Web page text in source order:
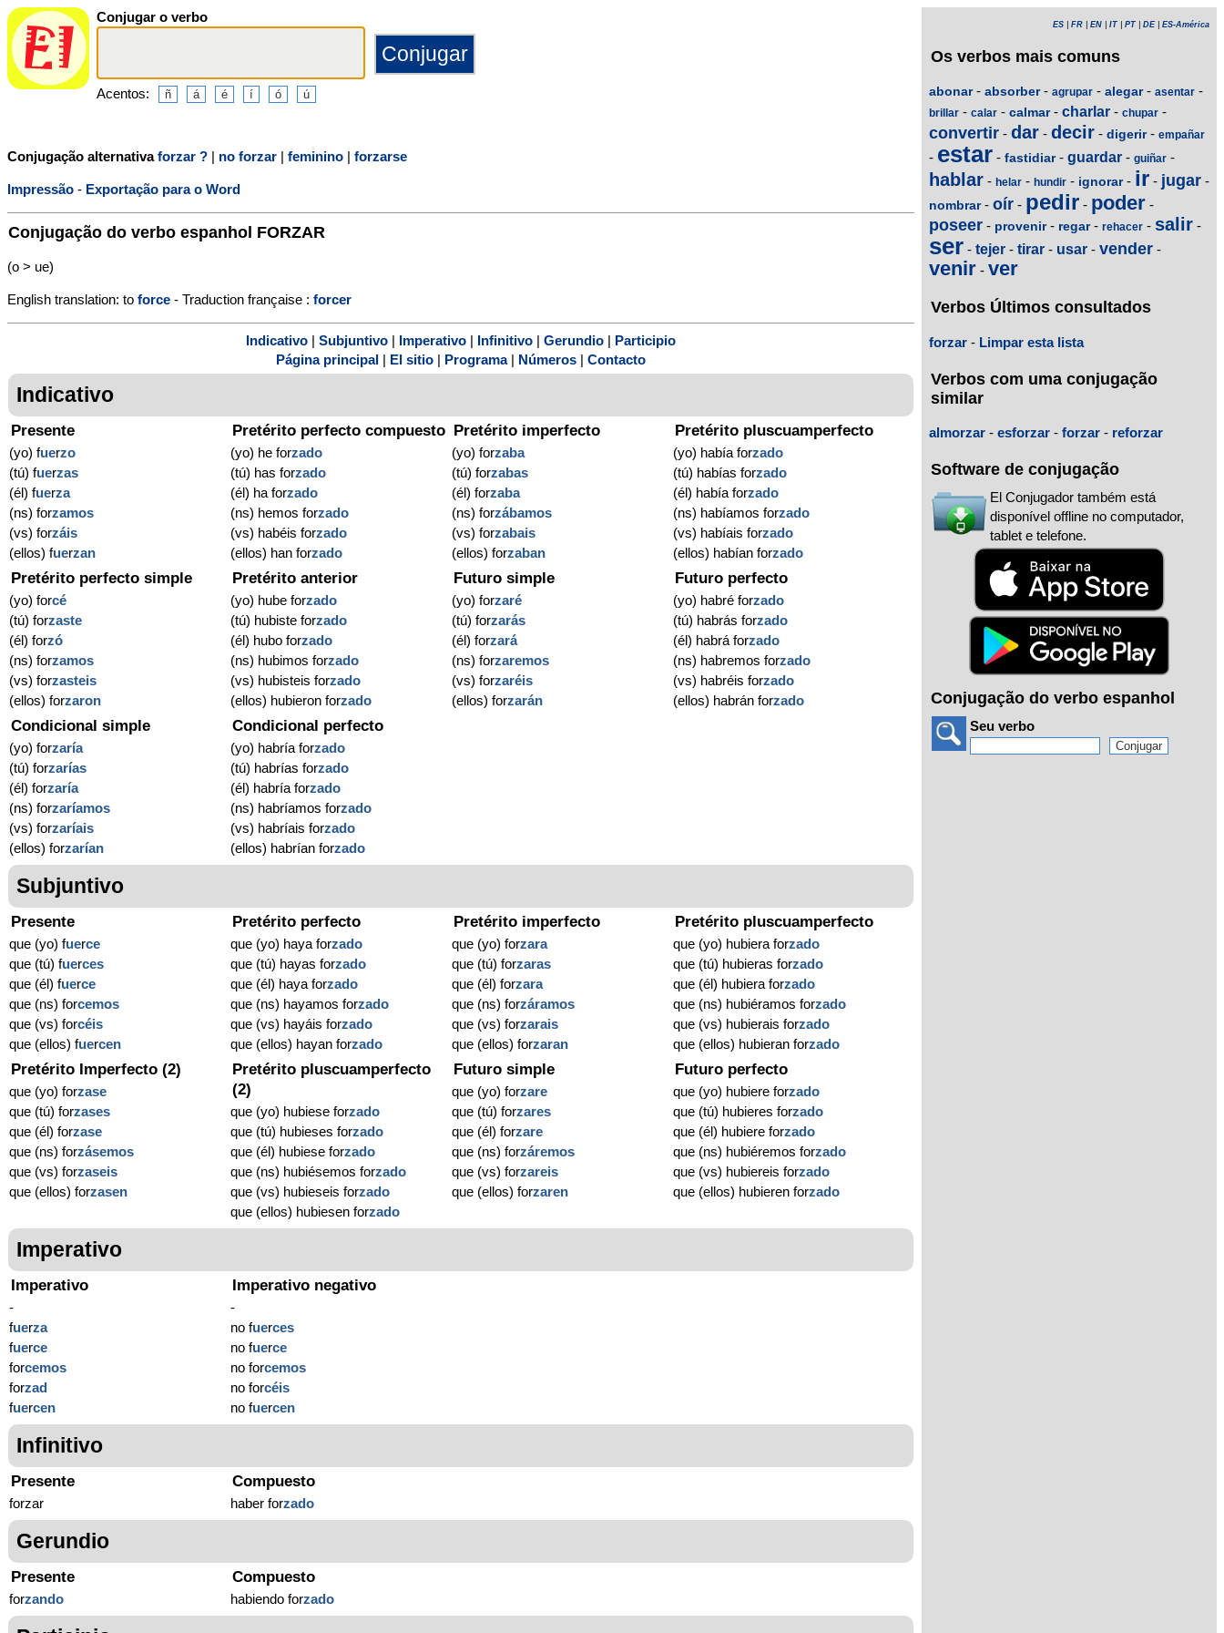
Conjugar o verbo
Acentos:
Conjugação alternativaforzar ? | no forzar | feminino | forzarse
Impressão - Exportação para o Word
Conjugação do verbo espanhol FORZAR
(o > ue)
English translation: to force - Traduction française : forcer
Indicativo | Subjuntivo | Imperativo | Infinitivo | Gerundio | Participio
Página principal | El sitio | Programa| Números | Contacto
Indicativo
Presente
(yo) fuerzo
(tú) fuerzas
(él) fuerza
(ns) forzamos
(vs) forzáis
(ellos) fuerzan
Pretérito perfecto compuesto
(yo) he forzado
(tú) has forzado
(él) ha forzado
(ns) hemos forzado
(vs) habéis forzado
(ellos) han forzado
Pretérito imperfecto
(yo) forzaba
(tú) forzabas
(él) forzaba
(ns) forzábamos
(vs) forzabais
(ellos) forzaban
Pretérito pluscuamperfecto
(yo) había forzado
(tú) habías forzado
(él) había forzado
(ns) habíamos forzado
(vs) habíais forzado
(ellos) habían forzado
Pretérito perfecto simple
(yo) forcé
(tú) forzaste
(él) forzó
(ns) forzamos
(vs) forzasteis
(ellos) forzaron
Pretérito anterior
(yo) hube forzado
(tú) hubiste forzado
(él) hubo forzado
(ns) hubimos forzado
(vs) hubisteis forzado
(ellos) hubieron forzado
Futuro simple
(yo) forzaré
(tú) forzarás
(él) forzará
(ns) forzaremos
(vs) forzaréis
(ellos) forzarán
Futuro perfecto
(yo) habré forzado
(tú) habrás forzado
(él) habrá forzado
(ns) habremos forzado
(vs) habréis forzado
(ellos) habrán forzado
Condicional simple
(yo) forzaría
(tú) forzarías
(él) forzaría
(ns) forzaríamos
(vs) forzaríais
(ellos) forzarían
Condicional perfecto
(yo) habría forzado
(tú) habrías forzado
(él) habría forzado
(ns) habríamos forzado
(vs) habríais forzado
(ellos) habrían forzado
Subjuntivo
Presente
que (yo) fuerce
que (tú) fuerces
que (él) fuerce
que (ns) forcemos
que (vs) forcéis
que (ellos) fuercen
Pretérito perfecto
que (yo) haya forzado
que (tú) hayas forzado
que (él) haya forzado
que (ns) hayamos forzado
que (vs) hayáis forzado
que (ellos) hayan forzado
Pretérito imperfecto
que (yo) forzara
que (tú) forzaras
que (él) forzara
que (ns) forzáramos
que (vs) forzarais
que (ellos) forzaran
Pretérito pluscuamperfecto
que (yo) hubiera forzado
que (tú) hubieras forzado
que (él) hubiera forzado
que (ns) hubiéramos forzado
que (vs) hubierais forzado
que (ellos) hubieran forzado
Pretérito Imperfecto (2)
que (yo) forzase
que (tú) forzases
que (él) forzase
que (ns) forzásemos
que (vs) forzaseis
que (ellos) forzasen
Pretérito pluscuamperfecto
(2)
que (yo) hubiese forzado
que (tú) hubieses forzado
que (él) hubiese forzado
que (ns) hubiésemos forzado
que (vs) hubieseis forzado
que (ellos) hubiesen forzado
Futuro simple
que (yo) forzare
que (tú) forzares
que (él) forzare
que (ns) forzáremos
que (vs) forzareis
que (ellos) forzaren
Futuro perfecto
que (yo) hubiere forzado
que (tú) hubieres forzado
que (él) hubiere forzado
que (ns) hubiéremos forzado
que (vs) hubiereis forzado
que (ellos) hubieren forzado
Imperativo
Imperativo
-
fuerza
fuerce
forcemos
forzad
fuercen
Imperativo negativo
-
no fuerces
no fuerce
no forcemos
no forcéis
no fuercen
Infinitivo
Presente
forzar
Compuesto
haber forzado
Gerundio
Presente
forzando
Compuesto
habiendo forzado
ES FR EN IT PT DE| ES-América
Os verbos mais comuns
abonar- absorber- agrupar - alegar- asentar -
brillar - calar - calmar- charlar - chupar -
convertir - dar - decir - digerir- empañar
- estar - fastidiar- guardar - guiñar -
hablar - helar - hundir - ignorar- ir - jugar -
nombrar- oír - pedir - poder -
poseer - provenir- regar- rehacer - salir -
ser - tejer - tirar - usar - vender -
venir - ver
Verbos Últimos consultados
forzar - Limpar esta lista
Verbos com uma conjugação
similar
almorzar - esforzar - forzar - reforzar
Software de conjugação
El Conjugador também está
disponível offline no computador,
tablet e telefone.
Conjugação do verbo espanhol
Seu verbo